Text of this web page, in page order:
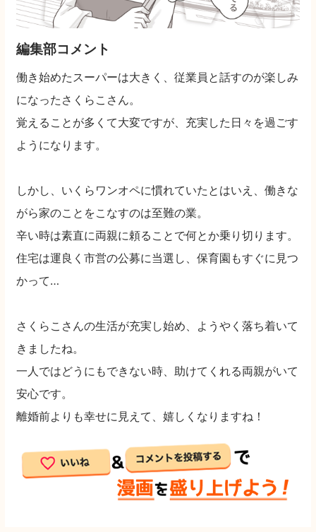
編集部コメント
働き始めたスーパーは大きく、従業員と話すのが楽しみ
になったさくらこさん。
覚えることが多くて大変ですが、充実した日々を過ごす
ようになります。
しかし、いくらワンオペに慣れていたとはいえ、働きな
がら家のことをこなすのは至難の業。
辛い時は素直に両親に頼ることで何とか乗り切ります。
住宅は運良く市営の公募に当選し、保育園もすぐに見つ
かって…
さくらこさんの生活が充実し始め、ようやく落ち着いて
きましたね。
一人ではどうにもできない時、助けてくれる両親がいて
安心です。
離婚前よりも幸せに見えて、嬉しくなりますね！